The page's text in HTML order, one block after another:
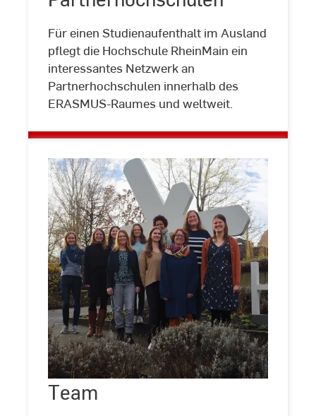
Für einen Studienaufenthalt im Ausland
pflegt die Hochschule RheinMain ein
interessantes Netzwerk an
Partnerhochschulen innerhalb des
ERASMUS-Raumes und weltweit.
©
HSRM
Team
Team